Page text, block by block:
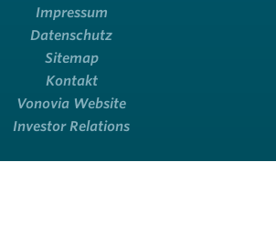
Impressum
Datenschutz
Sitemap
Kontakt
Vonovia Website
Investor Relations